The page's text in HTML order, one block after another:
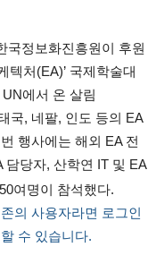
국정보화진흥원이 후원
텍처(EA)’ 국제학술대
에서 온 살림
국, 네팔, 인도 등의 EA
행사에는 해외 EA 전
담당자, 산학연 IT 및 EA
여명이 참석했다.
의 사용자라면 로그인
수 있습니다.